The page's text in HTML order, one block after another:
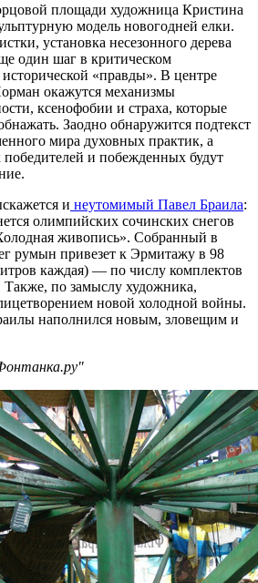
площади художница Кристина
модель новогодней елки.
установка несезонного дерева
один шаг в критическом
«правды». В центре
окажутся механизмы
ксенофобии и страха, которые
Заодно обнаружится подтекст
мира духовных практик, а
и побежденных будут
и неутомимый Павел Браила:
олимпийских сочинских снегов
живопись». Собранный в
румын привезет к Эрмитажу в 98
каждая) — по числу комплектов
по замыслу художника,
новой холодной войны.
наполнился новым, зловещим и